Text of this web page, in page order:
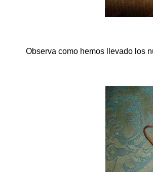
Observa como hemos llevado los